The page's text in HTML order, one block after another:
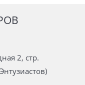
2, стр.